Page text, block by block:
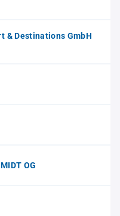
& Destinations GmbH
OG